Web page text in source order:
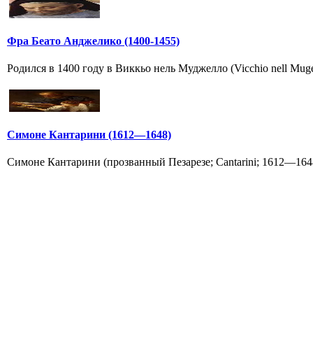
Фра Беато Анджелико (1400-1455)
Родился в 1400 году в Виккьо нель Муджелло (Vicchio nell
Симоне Кантарини (1612—1648)
Симоне Кантарини (прозванный Пезарезе; Cantarini;